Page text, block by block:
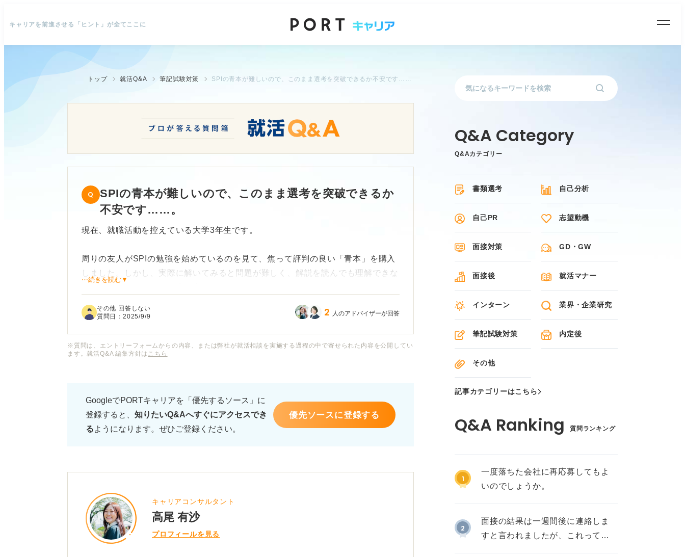
キャリアを前進させる「ヒント」が全てここに
トップ 就活Q&A 筆記試験対策 SPIの青本が難しいので、このまま選考を突破できるか不安です……。
SPIの青本が難しいので、このまま選考を突破できるか
不安です……。
現在、就職活動を控えている大学3年生です。
周りの友人がSPIの勉強を始めているのを見て、焦って評判の良い「青本」を購入
しました。しかし、実際に解いてみると問題が難しく、解説を読んでも理解できな
このままでは、本番のSPIで点数が取れないのではないかと不安でいっぱいです。
そもそも青本は、SPI対策の最初にやるべきことなのか知りたいです。SPIの対策
⋯続きを読む▼
その他 回答しない
質問日：2025/9/9 2 人のアドバイザーが回答
※質問は、エントリーフォームからの内容、または弊社が就活相談を実施する過程の中で寄せられた内容を公開してい
ます。就活Q&A 編集方針は こちら
GoogleでPORTキャリアを「優先するソース」に
登録すると、 知りたいQ&Aへすぐにアクセスでき
るようになります。ぜひご登録ください。
優先ソースに登録する
キャリアコンサルタント
高尾 有沙
プロフィールを見る
Q&Aカテゴリー
書類選考 自己分析
自己PR 志望動機
面接対策 GD・GW
面接後 就活マナー
インターン 業界・企業研究
筆記試験対策 内定後
その他
記事カテゴリーはこちら
質問ランキング
1
一度落ちた会社に再応募してもよ
いのでしょうか。
2
面接の結果は一週間後に連絡しま
すと言われましたが、これって不